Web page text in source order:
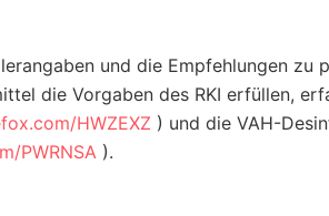
und die Empfehlungen zu
die Vorgaben des RKI erfüllen,
HWZEXZ ) und die VAH-
PWRNSA ).